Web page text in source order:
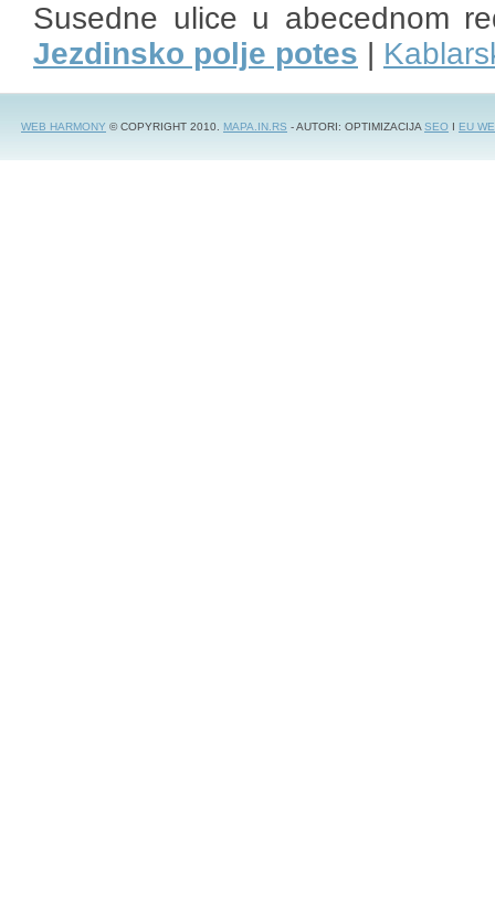
Susedne ulice u abecednom
Jezdinsko polje potes |
WEB HARMONY © COPYRIGHT 2010. MAPA.IN.RS - AUTORI: OPTIMIZACIJASEO I EU